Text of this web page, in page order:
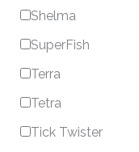
Shelma
SuperFish
Terra
Tetra
Tick Twister